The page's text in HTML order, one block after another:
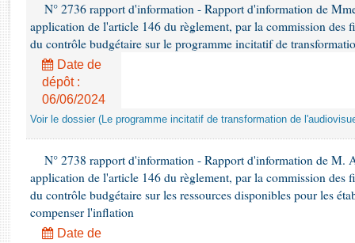
Rapports sur l'application des lois
Baromètre de l’application des lois
Dossiers législatifs
Budget et sécurité sociale
Questions écrites et orales
N° 2736 rapport d'information - Rapport d'information de
application de l'article 146 du règlement, par la commission des
du contrôle budgétaire sur le programme incitatif de
Date de
dépôt :
06/06/2024
Voir le dossier (Le programme incitatif de transformation de
N° 2738 rapport d'information - Rapport d'information de M.
application de l'article 146 du règlement, par la commission des
du contrôle budgétaire sur les ressources disponibles pour les
compenser l'inflation
Date de